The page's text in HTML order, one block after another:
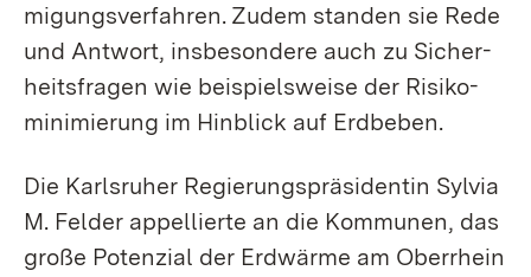
migungs­­verfahren. Zudem standen sie Rede
und Antwort, insbesondere auch zu Sicher­
heits­­fragen wie beispielsweise der Risiko­­
minimierung im Hinblick auf Erdbeben.
Die Karlsruher Regierungs­präsidentin Sylvia
M. Felder appellierte an die Kommunen, das
große Potenzial der Erdwärme am Oberrhein